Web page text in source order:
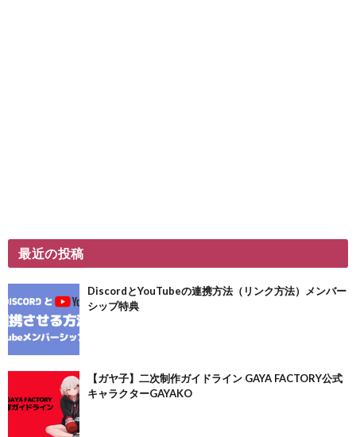
最近の投稿
DiscordとYouTubeの連携方法（リンク方法）メンバー
シップ特典
【ガヤ子】二次制作ガイドライン GAYA FACTORY公式
キャラクターGAYAKO